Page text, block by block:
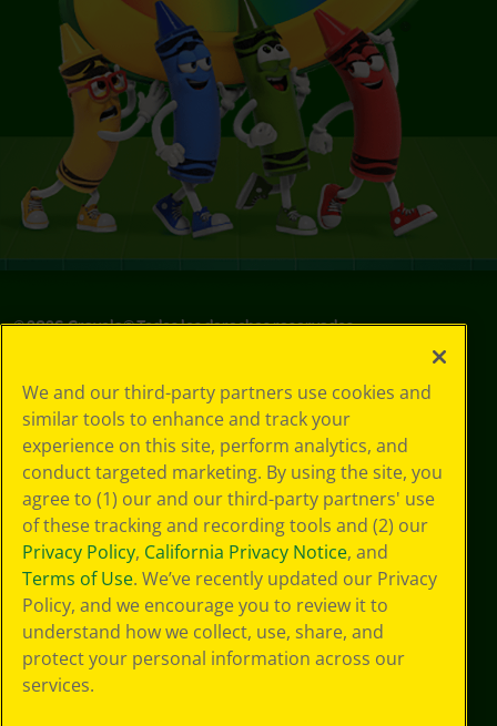
©2026Crayola® Todos los derechos reservados.
de privacidad
Política de
privacidad
Términos de SMS
GDPR
Aviso de
privacidad de CA
Cookie
Preferences
Condiciones de
uso
Accesibilidad web
Mapa del sitio
We and our third-party partners use cookies and
similar tools to enhance and track your
experience on this site, perform analytics, and
conduct targeted marketing. By using the site, you
agree to (1) our and our third-party partners' use
of these tracking and recording tools and (2) our
Privacy Policy, California Privacy Notice, and
Terms of Use. We’ve recently updated our Privacy
Policy, and we encourage you to review it to
understand how we collect, use, share, and
protect your personal information across our
services.